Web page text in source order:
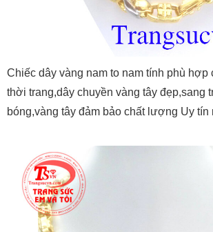
Chiếc dây vàng nam to nam tính phù hợp
thời trang,dây chuyền vàng tây đẹp,sang
bóng,vàng tây đảm bảo chất lượng Uy tín